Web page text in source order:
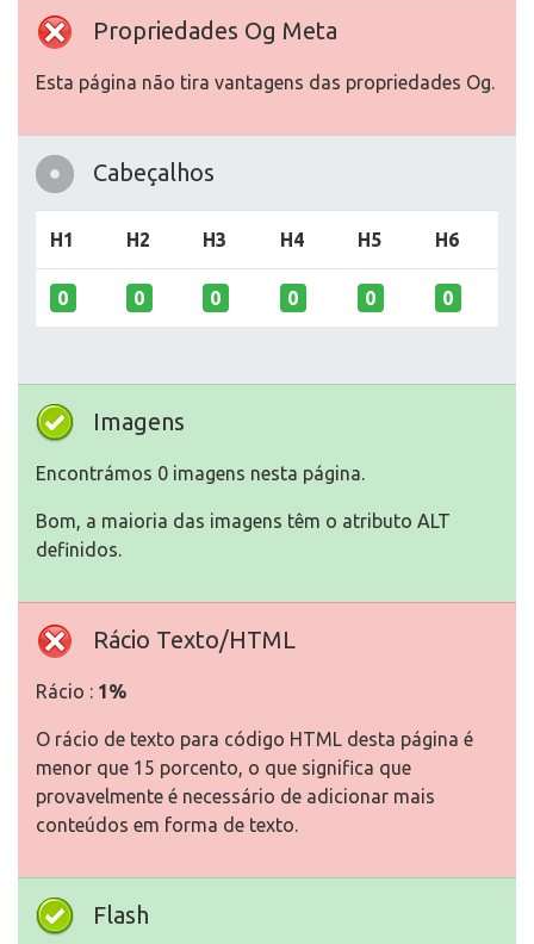
Propriedades Og Meta
Esta página não tira vantagens das propriedades Og.
Cabeçalhos
H1 H2 H3 H4 H5 H6
0 0 0 0 0 0
Imagens
Encontrámos 0 imagens nesta página.
Bom, a maioria das imagens têm o atributo ALT
definidos.
Rácio Texto/HTML
Rácio : 1%
O rácio de texto para código HTML desta página é
menor que 15 porcento, o que significa que
provavelmente é necessário de adicionar mais
conteúdos em forma de texto.
Flash